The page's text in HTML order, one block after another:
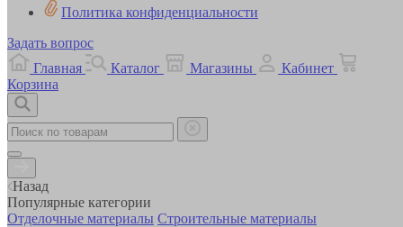
Политика конфиденциальности
Задать вопрос
Главная
Каталог Магазины
Кабинет
Корзина
Назад
Популярные категории
Отделочные материалы Строительные материалы